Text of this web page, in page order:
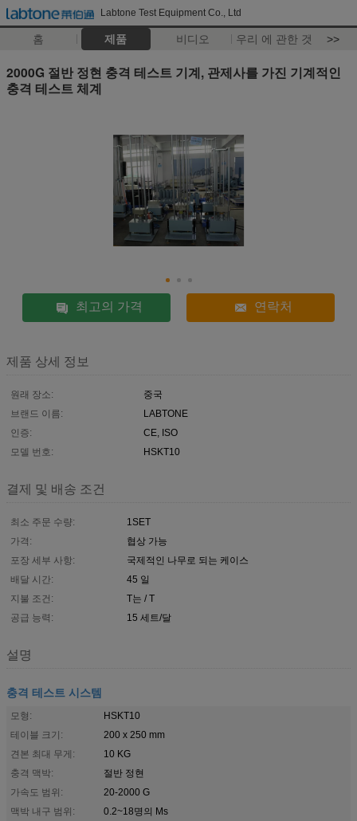
Labtone Test Equipment Co., Ltd
홈 제품 비디오 우리 에 관한 것 >>
2000G 절반 정현 충격 테스트 기계, 관제사를 가진 기계적인
충격 테스트 체계
최고의 가격 연락처
제품 상세 정보
원래 장소:
중국
브랜드 이름:
LABTONE
인증:
CE, ISO
모델 번호:
HSKT10
결제 및 배송 조건
최소 주문 수량:
1SET
가격:
협상 가능
포장 세부 사항:
국제적인 나무로 되는 케이스
배달 시간:
45 일
지불 조건:
T는 / T
공급 능력:
15 세트/달
설명
충격 테스트 시스템
모형:
HSKT10
테이블 크기:
200 x 250 mm
견본 최대 무게:
10 KG
충격 맥박:
절반 정현
가속도 범위:
20-2000 G
맥박 내구 범위:
0.2~18명의 Ms